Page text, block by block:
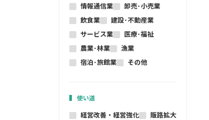
情報通信業
卸売･小売業
飲食業
建設･不動産業
サービス業
医療･福祉
農業･林業
漁業
宿泊･旅館業
その他
使い道
経営改善・経営強化
販路拡大